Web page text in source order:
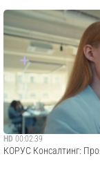
HD 00:02:39
КОРУС Консалтинг: